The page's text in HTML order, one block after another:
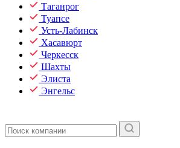
Таганрог
Туапсе
Усть-Лабинск
Хасавюрт
Черкесск
Шахты
Элиста
Энгельс